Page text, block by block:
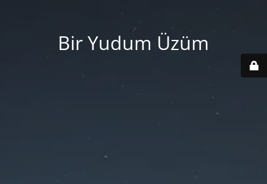
Bir Yudum Üzüm